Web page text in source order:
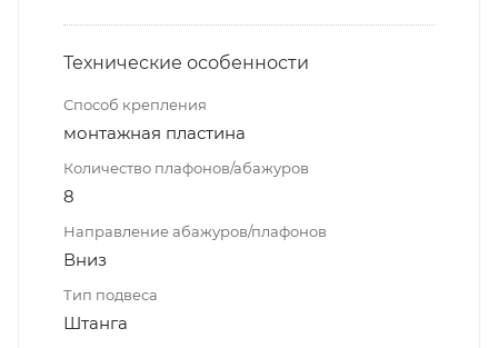
Технические особенности
Способ крепления
монтажная пластина
Количество плафонов/абажуров
8
Направление абажуров/плафонов
Вниз
Тип подвеса
Штанга